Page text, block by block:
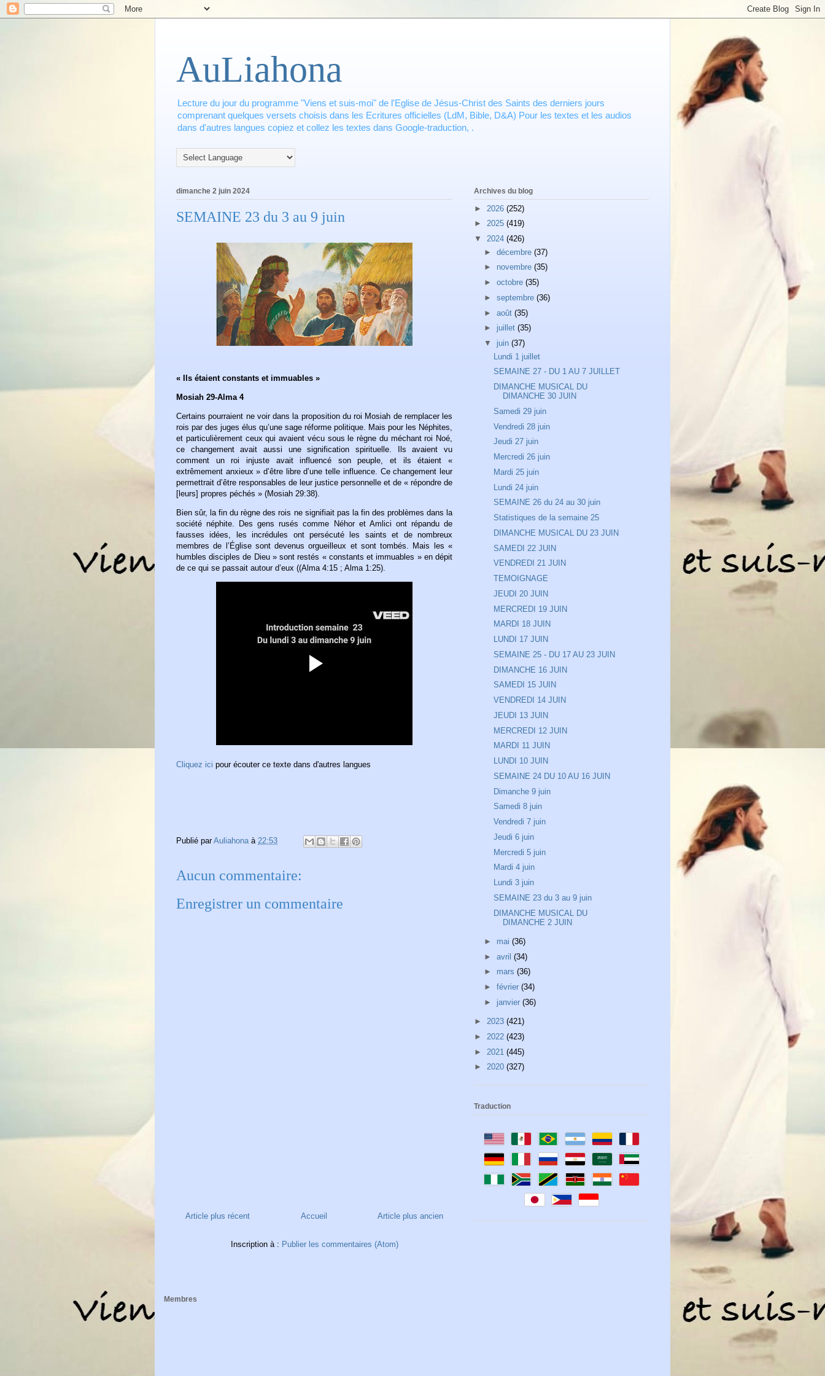
AuLiahona
Lecture du jour du programme "Viens et suis-moi" de l'Eglise de Jésus-Christ des Saints des derniers jours
comprenant quelques versets choisis dans les Ecritures officielles (LdM, Bible, D&A) Pour les textes et les audios
dans d'autres langues copiez et collez les textes dans Google-traduction, .
dimanche 2 juin 2024
SEMAINE 23 du 3 au 9 juin
« Ils étaient constants et immuables »
Mosiah 29-Alma 4
Certains pourraient ne voir dans la proposition du roi Mosiah de remplacer les
rois par des juges élus qu’une sage réforme politique. Mais pour les Néphites,
et particulièrement ceux qui avaient vécu sous le règne du méchant roi Noé,
ce changement avait aussi une signification spirituelle. Ils avaient vu
comment un roi injuste avait influencé son peuple, et ils étaient «
extrêmement anxieux » d’être libre d’une telle influence. Ce changement leur
permettrait d’être responsables de leur justice personnelle et de « répondre de
[leurs] propres péchés » (Mosiah 29:38).
Bien sûr, la fin du règne des rois ne signifiait pas la fin des problèmes dans la
société néphite. Des gens rusés comme Néhor et Amlici ont répandu de
fausses idées, les incrédules ont persécuté les saints et de nombreux
membres de l’Église sont devenus orgueilleux et sont tombés. Mais les «
humbles disciples de Dieu » sont restés « constants et immuables » en dépit
de ce qui se passait autour d’eux ((Alma 4:15 ; Alma 1:25).
Cliquez ici pour écouter ce texte dans d'autres langues
Publié parAuliahona à 22:53
Aucun commentaire:
Enregistrer un commentaire
Article plus récent Article plus ancien
Accueil
Inscription à : Publier les commentaires (Atom)
Archives du blog
► 2026 (252)
► 2025 (419)
▼ 2024 (426)
► décembre (37)
► novembre (35)
► octobre (35)
► septembre (36)
► août (35)
► juillet (35)
▼ juin (37)
Lundi 1 juillet
SEMAINE 27 - DU 1 AU 7 JUILLET
DIMANCHE MUSICAL DU
DIMANCHE 30 JUIN
Samedi 29 juin
Vendredi 28 juin
Jeudi 27 juin
Mercredi 26 juin
Mardi 25 juin
Lundi 24 juin
SEMAINE 26 du 24 au 30 juin
Statistiques de la semaine 25
DIMANCHE MUSICAL DU 23 JUIN
SAMEDI 22 JUIN
VENDREDI 21 JUIN
TEMOIGNAGE
JEUDI 20 JUIN
MERCREDI 19 JUIN
MARDI 18 JUIN
LUNDI 17 JUIN
SEMAINE 25 - DU 17 AU 23 JUIN
DIMANCHE 16 JUIN
SAMEDI 15 JUIN
VENDREDI 14 JUIN
JEUDI 13 JUIN
MERCREDI 12 JUIN
MARDI 11 JUIN
LUNDI 10 JUIN
SEMAINE 24 DU 10 AU 16 JUIN
Dimanche 9 juin
Samedi 8 juin
Vendredi 7 juin
Jeudi 6 juin
Mercredi 5 juin
Mardi 4 juin
Lundi 3 juin
SEMAINE 23 du 3 au 9 juin
DIMANCHE MUSICAL DU
DIMANCHE 2 JUIN
► mai (36)
► avril (34)
► mars (36)
► février (34)
► janvier (36)
► 2023 (421)
► 2022 (423)
► 2021 (445)
► 2020 (327)
Traduction
Membres